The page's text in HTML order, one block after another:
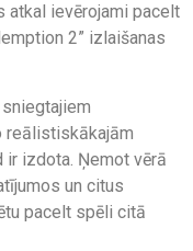
atkal ievērojami pacelt
2” izlaišanas
reālistiskākajām
ir izdota. Ņemot vērā
un citus
pacelt spēli citā